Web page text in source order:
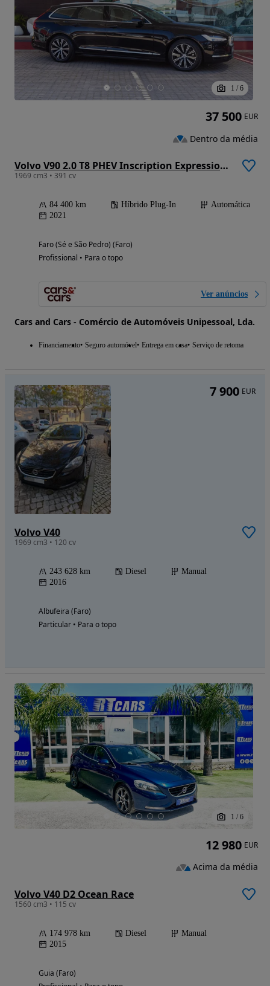
1 / 6
Volvo V90 2.0 T8 PHEV Inscription Expression AWD
1969 cm3 • 391 cv
84 400 km Híbrido Plug-In
Automática
2021
Faro (Sé e São Pedro) (Faro)
Profissional • Para o topo
Ver anúncios
Cars and Cars - Comércio de Automóveis Unipessoal, Lda.
Financiamento Seguro automóvel Entrega em casa Serviço de retoma
37 500 EUR
Dentro da média
Volvo V40
1969 cm3 • 120 cv
243 628 km Diesel
Manual
2016
Albufeira (Faro)
Particular • Para o topo
7 900 EUR
1 / 6
Volvo V40 D2 Ocean Race
1560 cm3 • 115 cv
174 978 km Diesel
Manual
2015
Guia (Faro)
12 980 EUR
Acima da média